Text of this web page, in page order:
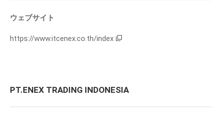
ウェブサイト
https://www.itcenex.co.th/index
PT.ENEX TRADING INDONESIA